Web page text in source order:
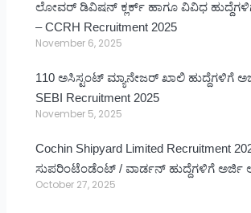
ಲೋವರ್ ಡಿವಿಷನ್ ಕ್ಲರ್ಕ್ ಹಾಗೂ ವಿವಿಧ
– CCRH Recruitment 2025
November 6, 2025
110 ಅಸಿಸ್ಟಂಟ್ ಮ್ಯಾನೇಜರ್ ಖಾಲಿ ಹುದ್ದೆಗಳಿಗೆ
SEBI Recruitment 2025
November 5, 2025
Cochin Shipyard Limited Recruitment
ಸುಪರಿಂಟೆಂಡೆಂಟ್ / ವಾರ್ಡನ್ ಹುದ್ದೆಗಳಿಗೆ ಅರ್ಜಿ
October 27, 2025